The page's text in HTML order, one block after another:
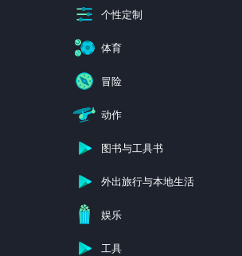
个性定制
体育
冒险
动作
图书与工具书
外出旅行与本地生活
娱乐
工具